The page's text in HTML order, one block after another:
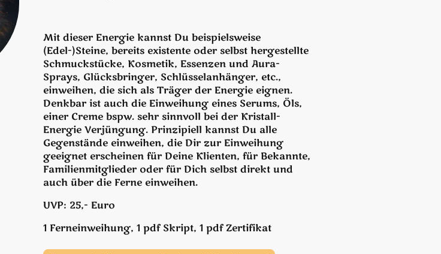
Mit dieser Energie kannst Du beispielsweise
(Edel-)Steine, bereits existente oder selbst hergestellte
Schmuckstücke, Kosmetik, Essenzen und Aura-
Sprays, Glücksbringer, Schlüsselanhänger, etc.,
einweihen, die sich als Träger der Energie eignen.
Denkbar ist auch die Einweihung eines Serums, Öls,
einer Creme bspw. sehr sinnvoll bei der Kristall-
Energie Verjüngung. Prinzipiell kannst Du alle
Gegenstände einweihen, die Dir zur Einweihung
geeignet erscheinen für Deine Klienten, für Bekannte,
Familienmitglieder oder für Dich selbst direkt und
auch über die Ferne einweihen.
UVP: 25,- Euro
1 Ferneinweihung, 1 pdf Skript, 1 pdf Zertifikat